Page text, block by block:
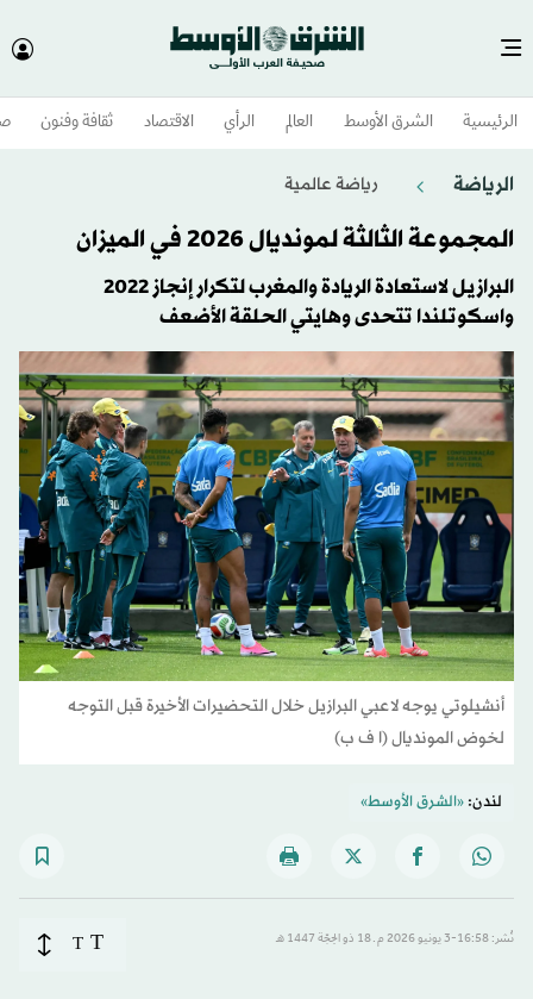
الرئيسية الشرق الأوسط​ العالم الرأي الاقتصاد ثقافة وفنون
الرياضة رياضة عالمية
المجموعة الثالثة لمونديال 2026 في الميزان
البرازيل لاستعادة الريادة والمغرب لتكرار إنجاز 2022
واسكوتلندا تتحدى وهايتي الحلقة الأضعف
أنشيلوتي يوجه لاعبي البرازيل خلال التحضيرات الأخيرة قبل التوجه
لخوض المونديال (ا ف ب)
لندن:«الشرق الأوسط»
نُشر: 16:58-3 يونيو 2026 م ـ 18 ذو الحِجّة 1447 هـ T
T